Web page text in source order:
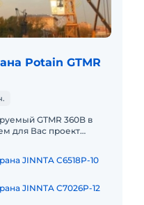
Potain GTMR
GTMR 360B в
для Вас проект
JINNTA C6518P-10
JINNTA C7026P-12